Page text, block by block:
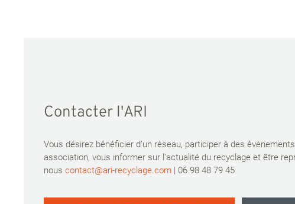
Contacter l'ARI
Vous désirez bénéficier d’un réseau, participer à des
association, vous informer sur l’actualité du recyclage et être
nous contact@ari-recyclage.com| 06 98 48 79 45